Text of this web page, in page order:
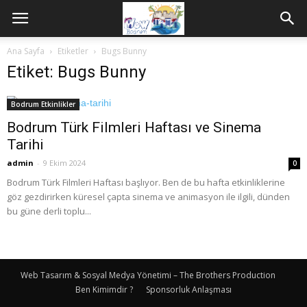
Ana Sayfa Etiketler Bugs Bunny
Etiket: Bugs Bunny
Bodrum Etkinlikler
Bodrum Türk Filmleri Haftası ve Sinema
Tarihi
admin - 9 Ekim 2024 0
Bodrum Türk Filmleri Haftası başlıyor. Ben de bu hafta etkinliklerine
göz gezdirirken küresel çapta sinema ve animasyon ile ilgili, dünden
bu güne derli toplu...
Web Tasarım & Sosyal Medya Yönetimi – The Brothers Production
Ben Kimimdir ?
Sponsorluk Anlaşması